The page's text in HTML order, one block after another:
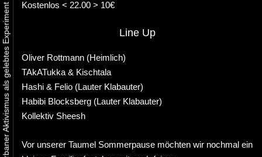
Kostenlos < 22.00 > 10€
Line Up
Oliver Rottmann (Heimlich)
TAkATukka & Kischtala
Hashi & Felio (Lauter Klabauter)
Habibi Blocksberg (Lauter Klabauter)
Kollektiv Sheesh
Vor unserer Taumel Sommerpause möchten wir nochmal ein